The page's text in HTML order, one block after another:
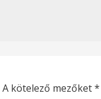
A kötelező mezőket*